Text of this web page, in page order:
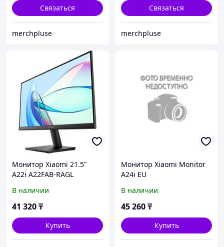
Связаться
merchpluse
Связаться
merchpluse
Монитор Xiaomi 21.5"
A22i A22FAB-RAGL
В наличии
41 320₸
Купить
Монитор Xiaomi Monitor
A24i EU
В наличии
45 260₸
Купить